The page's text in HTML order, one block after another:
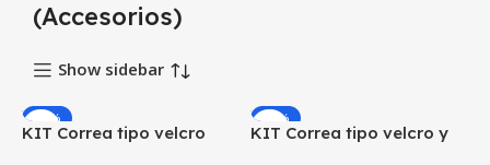
(Accesorios)
Show sidebar
-13%
KIT Correa tipo velcro
-10%
KIT Correa tipo velcro y